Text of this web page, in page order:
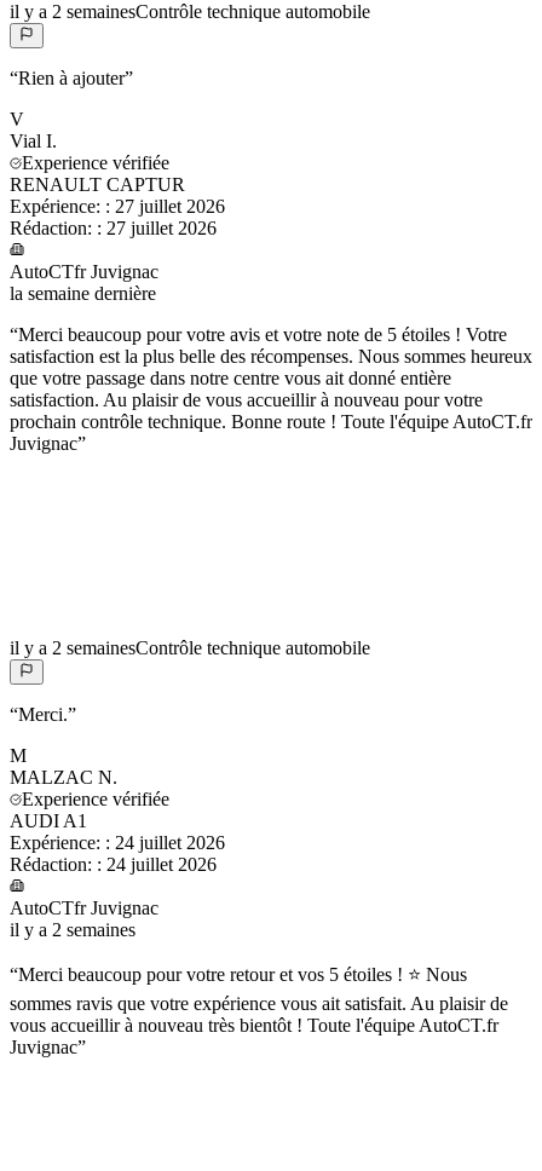
il y a 2 semainesContrôle technique automobile
“Rien à ajouter”
V
Vial I.
Experience vérifiée
RENAULT CAPTUR
Expérience: : 27 juillet 2026
Rédaction: : 27 juillet 2026
AutoCTfr Juvignac
la semaine dernière
“Merci beaucoup pour votre avis et votre note de 5 étoiles ! Votre
satisfaction est la plus belle des récompenses. Nous sommes heureux
que votre passage dans notre centre vous ait donné entière
satisfaction. Au plaisir de vous accueillir à nouveau pour votre
prochain contrôle technique. Bonne route ! Toute l'équipe AutoCT.fr
Juvignac”
il y a 2 semainesContrôle technique automobile
“Merci.”
M
MALZAC N.
Experience vérifiée
AUDI A1
Expérience: : 24 juillet 2026
Rédaction: : 24 juillet 2026
AutoCTfr Juvignac
il y a 2 semaines
“Merci beaucoup pour votre retour et vos 5 étoiles ! ⭐ Nous
sommes ravis que votre expérience vous ait satisfait. Au plaisir de
vous accueillir à nouveau très bientôt ! Toute l'équipe AutoCT.fr
Juvignac”